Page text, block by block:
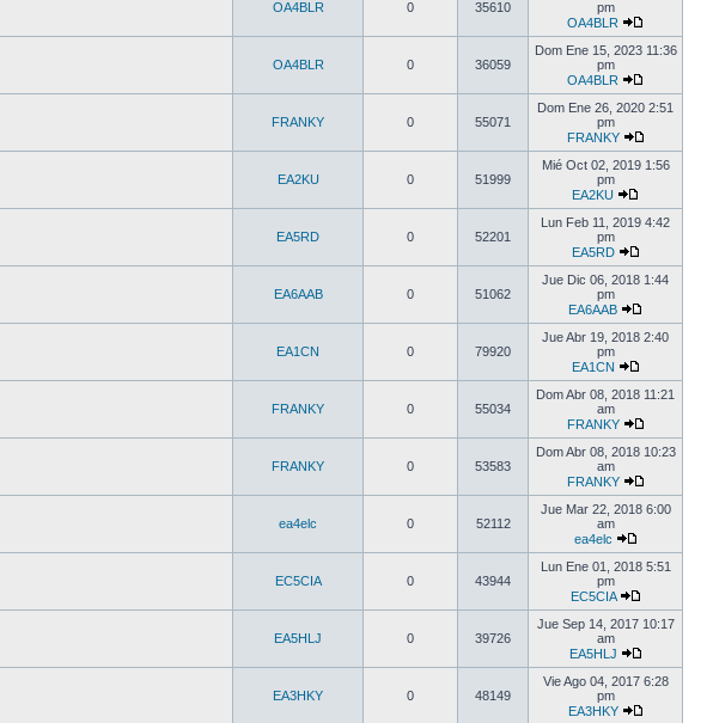
OA4BLR 0 35610
pm
OA4BLR
OA4BLR 0 36059
Dom Ene 15, 2023 11:36
pm
OA4BLR
FRANKY 0 55071
Dom Ene 26, 2020 2:51
pm
FRANKY
EA2KU 0 51999
Mié Oct 02, 2019 1:56
pm
EA2KU
EA5RD 0 52201
Lun Feb 11, 2019 4:42
pm
EA5RD
EA6AAB 0 51062
Jue Dic 06, 2018 1:44
pm
EA6AAB
EA1CN 0 79920
Jue Abr 19, 2018 2:40
pm
EA1CN
FRANKY 0 55034
Dom Abr 08, 2018 11:21
am
FRANKY
FRANKY 0 53583
Dom Abr 08, 2018 10:23
am
FRANKY
ea4elc 0 52112
Jue Mar 22, 2018 6:00
am
ea4elc
EC5CIA 0 43944
Lun Ene 01, 2018 5:51
pm
EC5CIA
EA5HLJ 0 39726
Jue Sep 14, 2017 10:17
am
EA5HLJ
EA3HKY 0 48149
Vie Ago 04, 2017 6:28
pm
EA3HKY